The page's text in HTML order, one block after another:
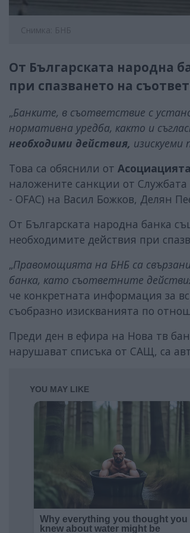
Снимка: БНБ
От Българската народна
при спазването на
„Банките, в съответствие с
нормативна уредба, както и
необходими действия,
Това са обяснили от
наложените санкции от
- OFAC) на Васил Божков, Делян
От Българската народна банка
необходимите действия при
„Правомощията на БНБ са
банка, като съответните
че конкретната информация за
съобразно изискванията по
Преди ден в ефира на Нова тв
нарушават списъка от САЩ, са